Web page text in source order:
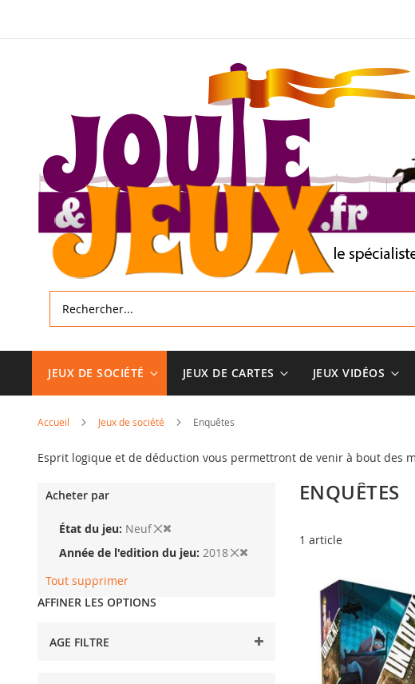
contenu
JEUX DE SOCIÉTÉ JEUX DE CARTES JEUX VIDÉOS
Accueil Jeux de société Enquêtes
Esprit logique et de déduction vous permettront de venir à bout des
ENQUÊTES
1 article
Acheter par
État du jeu Neuf
Année de l'edition du jeu 2018
Tout supprimer
AFFINER LES OPTIONS
AGE FILTRE